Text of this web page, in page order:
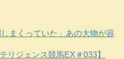
まくっていた」あの大物が容
リジェンス競馬EX＃033】